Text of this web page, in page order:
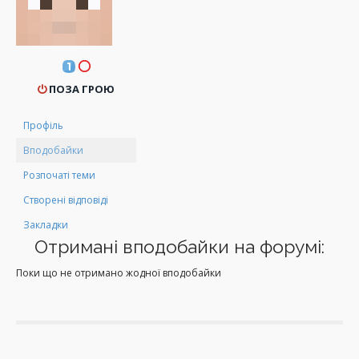
ПОЗА ГРОЮ
Профіль
Вподобайки
Розпочаті теми
Створені відповіді
Закладки
Отримані вподобайки на форумі:
Поки що не отримано жодної вподобайки